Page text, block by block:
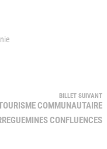
BILLET SUIVANT
COMMUNAUTAIRE
CONFLUENCES